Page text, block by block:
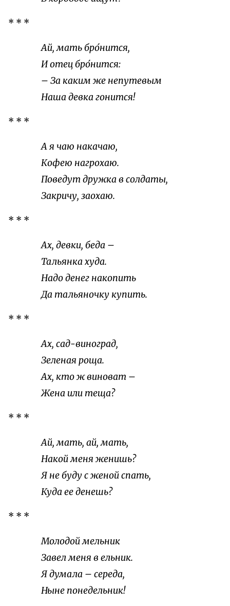
* * *
Ай, мать бро́нится,
И отец бро́нится:
– За каким же непутевым
Наша девка гонится!
* * *
А я чаю накачаю,
Кофею нагрохаю.
Поведут дружка в солдаты,
Закричу, заохаю.
* * *
Ах, девки, беда –
Тальянка худа.
Надо денег накопить
Да тальяночку купить.
* * *
Ах, сад-виноград,
Зеленая роща.
Ах, кто ж виноват –
Жена или теща?
* * *
Ай, мать, ай, мать,
Накой меня женишь?
Я не буду с женой спать,
Куда ее денешь?
* * *
Молодой мельник
Завел меня в ельник.
Я думала – середа,
Ныне понедельник!